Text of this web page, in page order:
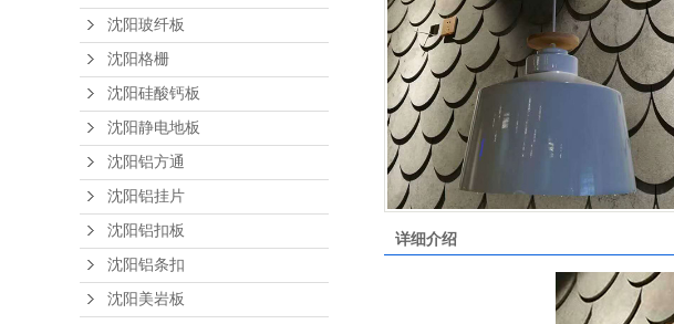
沈阳木方
沈阳木丝水泥板
沈阳三防洁净板
沈阳生态木
沈阳石膏板
沈阳岩棉板
沈阳阻燃板
沈阳玻纤板
沈阳格栅
沈阳硅酸钙板
沈阳静电地板
沈阳铝方通
沈阳铝挂片
沈阳铝扣板
沈阳铝条扣
沈阳美岩板
详细介绍